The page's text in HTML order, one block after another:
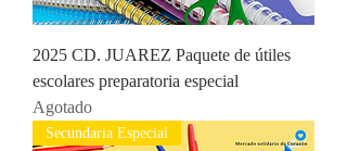
2025 CD. JUAREZ Paquete de útiles
escolares preparatoria especial
Agotado
Secundaria Especial